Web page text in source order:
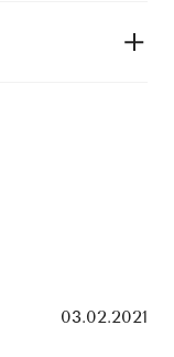
03.02.2021